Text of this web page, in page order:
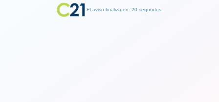
El aviso finaliza en: 19 segundos.